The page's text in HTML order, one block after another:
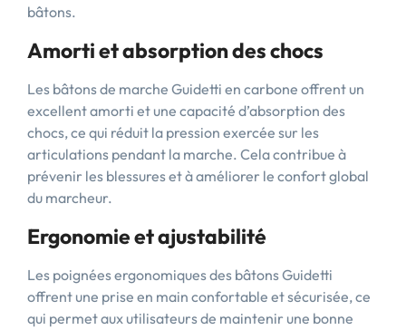
bâtons.
Amorti et absorption des chocs
Les bâtons de marche Guidetti en carbone offrent un
excellent amorti et une capacité d’absorption des
chocs, ce qui réduit la pression exercée sur les
articulations pendant la marche. Cela contribue à
prévenir les blessures et à améliorer le confort global
du marcheur.
Ergonomie et ajustabilité
Les poignées ergonomiques des bâtons Guidetti
offrent une prise en main confortable et sécurisée, ce
qui permet aux utilisateurs de maintenir une bonne